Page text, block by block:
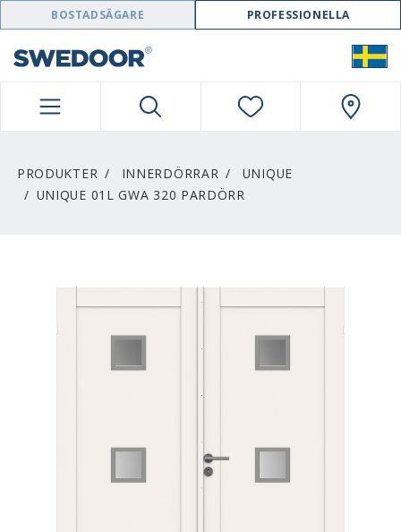
SWEDOOR NAVIGATION
BOSTADSÄGARE PROFESSIONELLA
PRODUKTER INNERDÖRRAR
UNIQUE
UNIQUE 01L GWA 320 PARDÖRR